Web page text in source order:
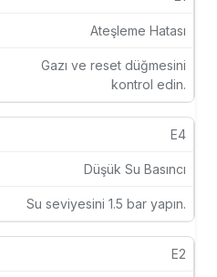
Ateşleme Hatası
Gazı ve reset düğmesini
kontrol edin.
E4
Düşük Su Basıncı
Su seviyesini 1.5 bar yapın.
E2